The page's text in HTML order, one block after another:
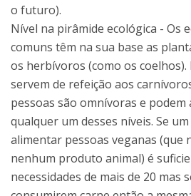
o futuro).
Nível na pirâmide ecológica - Os
comuns têm na sua base as
os herbívoros (como os coelhos).
servem de refeição aos
pessoas são omnívoras e podem
qualquer um desses níveis. Se
alimentar pessoas veganas (que
nenhum produto animal) é
necessidades de mais de 20 mas